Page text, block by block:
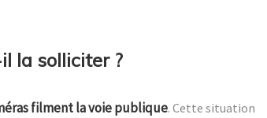
la solliciter ?
filment la voie publique. Cette situation